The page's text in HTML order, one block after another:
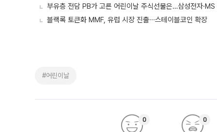
부유층 전담 PB가 고른 어린이날 주식선물은…삼성전자·MS
블랙록 토큰화 MMF, 유럽 시장 진출∙∙∙스테이블코인 확장
#어린이날
0 0